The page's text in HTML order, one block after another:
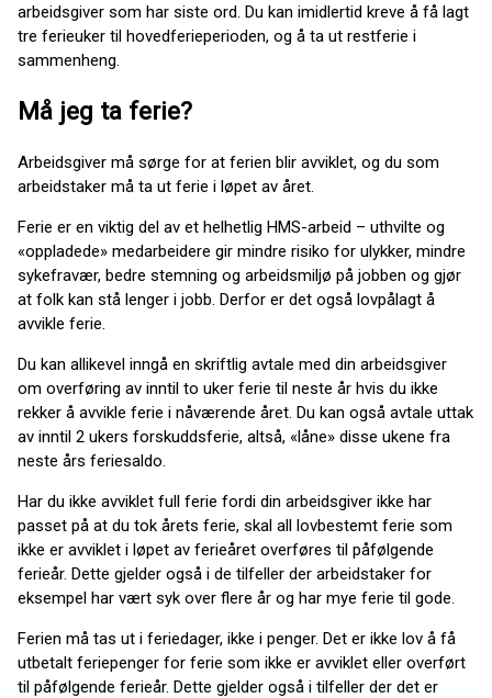
arbeidsgiver som har siste ord. Du kan imidlertid kreve å få lagt
tre ferieuker til hovedferieperioden, og å ta ut restferie i
sammenheng.
Må jeg ta ferie?
Arbeidsgiver må sørge for at ferien blir avviklet, og du som
arbeidstaker må ta ut ferie i løpet av året.
Ferie er en viktig del av et helhetlig HMS-arbeid – uthvilte og
«oppladede» medarbeidere gir mindre risiko for ulykker, mindre
sykefravær, bedre stemning og arbeidsmiljø på jobben og gjør
at folk kan stå lenger i jobb. Derfor er det også lovpålagt å
avvikle ferie.
Du kan allikevel inngå en skriftlig avtale med din arbeidsgiver
om overføring av inntil to uker ferie til neste år hvis du ikke
rekker å avvikle ferie i nåværende året. Du kan også avtale uttak
av inntil 2 ukers forskuddsferie, altså, «låne» disse ukene fra
neste års feriesaldo.
Har du ikke avviklet full ferie fordi din arbeidsgiver ikke har
passet på at du tok årets ferie, skal all lovbestemt ferie som
ikke er avviklet i løpet av ferieåret overføres til påfølgende
ferieår. Dette gjelder også i de tilfeller der arbeidstaker for
eksempel har vært syk over flere år og har mye ferie til gode.
Ferien må tas ut i feriedager, ikke i penger. Det er ikke lov å få
utbetalt feriepenger for ferie som ikke er avviklet eller overført
til påfølgende ferieår. Dette gjelder også i tilfeller der det er